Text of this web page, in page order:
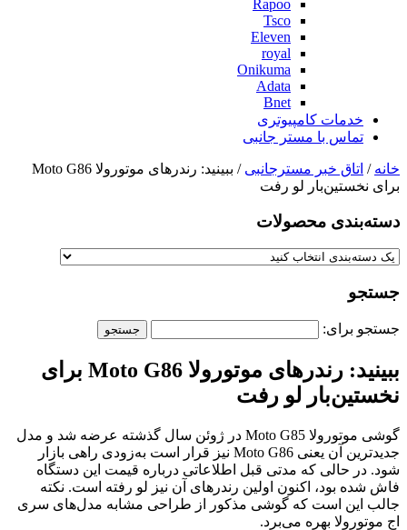
Rapoo
Tsco
Eleven
royal
Onikuma
Adata
Bnet
خدمات کامپیوتری
تماس با مستر جانبی
خانه / اتاق خبر مسترجانبی
/ ببینید: رندرهای موتورولا Moto G86
برای نخستین‌بار لو رفت
دسته‌بندی‌ محصولات
جستجو
جستجو برای:
ببینید: رندرهای موتورولا Moto G86 برای
نخستین‌بار لو رفت
گوشی موتورولا Moto G85 در ژوئن سال گذشته عرضه شد و مدل
جدیدترین آن یعنی Moto G86 نیز قرار است به‌زودی راهی بازار
شود. در حالی که مدتی قبل اطلاعاتی درباره قیمت این دستگاه
فاش شده بود، اکنون اولین رندرهای آن نیز لو رفته است. نکته
جالب این است که گوشی مذکور از طراحی مشابه مدل‌های سری
اج موتورولا بهره می‌برد.